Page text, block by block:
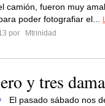
camión, fueron muy
poder fotografiar el...
por
Mtrinidad
y tres
El pasado sábado nos